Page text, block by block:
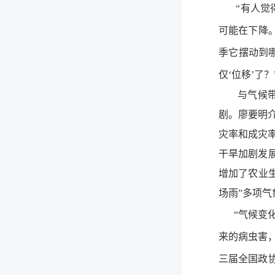
“有人觉得
可能在下降
季它摆动到
仅‘位移’了
与气候带
剧。廖要明
灾率和成灾
干旱加剧发
增加了农业
场雨”多项
“气候变化
来的病虫害
三届全国政